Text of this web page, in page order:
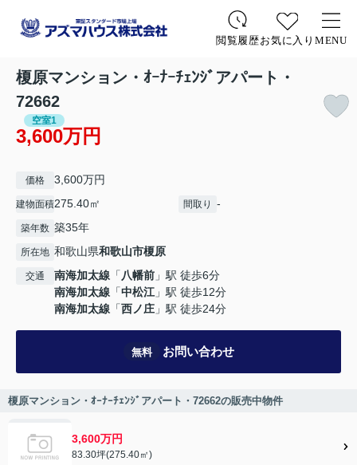
閲覧履歴お気に入り MENU
榎原マンション・ｵｰﾅｰﾁｪﾝｼﾞアパート・
72662
空室1
3,600万円
価格 3,600万円
建物面積275.40㎡ 間取り -
築年数 築35年
所在地 和歌山県和歌山市榎原
交通 南海加太線 「八幡前 」駅 徒歩6分
南海加太線 「中松江 」駅 徒歩12分
南海加太線 「西ノ庄 」駅 徒歩24分
無料 お問い合わせ
榎原マンション・ｵｰﾅｰﾁｪﾝｼﾞアパート・72662の販売中物件
3,600万円
83.30坪(275.40㎡)